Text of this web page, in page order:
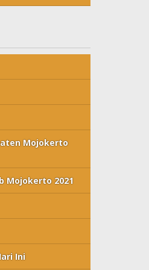
Mojokerto
Mojokerto 2021
Ini